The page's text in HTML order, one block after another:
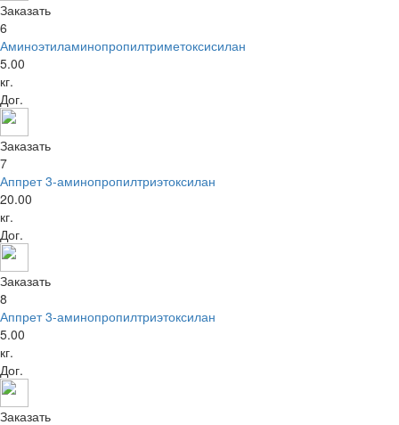
Заказать
6
Аминоэтиламинопропилтриметоксисилан
5.00
кг.
Дог.
Заказать
7
Аппрет 3-аминопропилтриэтоксилан
20.00
кг.
Дог.
Заказать
8
Аппрет 3-аминопропилтриэтоксилан
5.00
кг.
Дог.
Заказать